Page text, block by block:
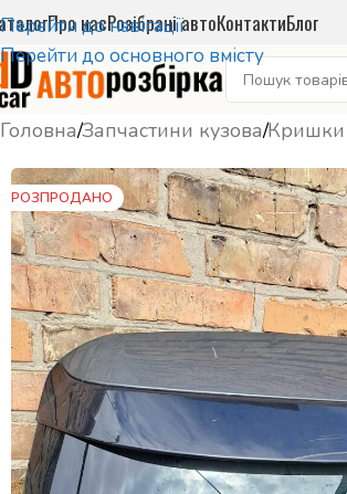
Перейти до навігації
Перейти до основного вмісту
Про насРозібрані автоКонтактиБлог
Головна/Запчастини кузова/Кришки
РОЗПРОДАНО